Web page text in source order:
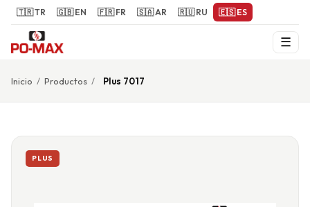
🇹🇷 TR 🇬🇧 EN 🇫🇷 FR 🇸🇦 AR 🇷🇺 RU 🇪🇸 ES
☰
Inicio / Productos / Plus 7017
PLUS